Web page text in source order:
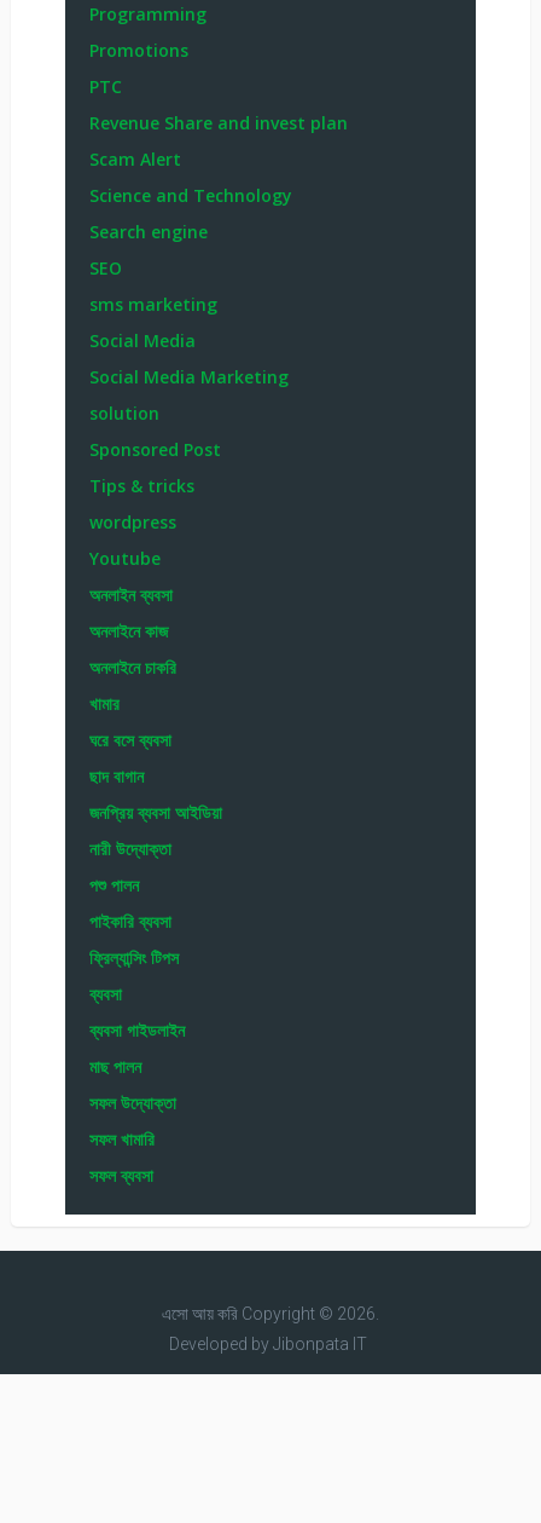
Programming
Promotions
PTC
Revenue Share and invest plan
Scam Alert
Science and Technology
Search engine
SEO
sms marketing
Social Media
Social Media Marketing
solution
Sponsored Post
Tips & tricks
wordpress
Youtube
অনলাইন ব্যবসা
অনলাইনে কাজ
অনলাইনে চাকরি
খামার
ঘরে বসে ব্যবসা
ছাদ বাগান
জনপ্রিয় ব্যবসা আইডিয়া
নারী উদ্যোক্তা
পশু পালন
পাইকারি ব্যবসা
ফ্রিল্যান্সিং টিপস
ব্যবসা
ব্যবসা গাইডলাইন
মাছ পালন
সফল উদ্যোক্তা
সফল খামারি
সফল ব্যবসা
এসো আয় করিCopyright © 2026.
Developed byJibonpata IT